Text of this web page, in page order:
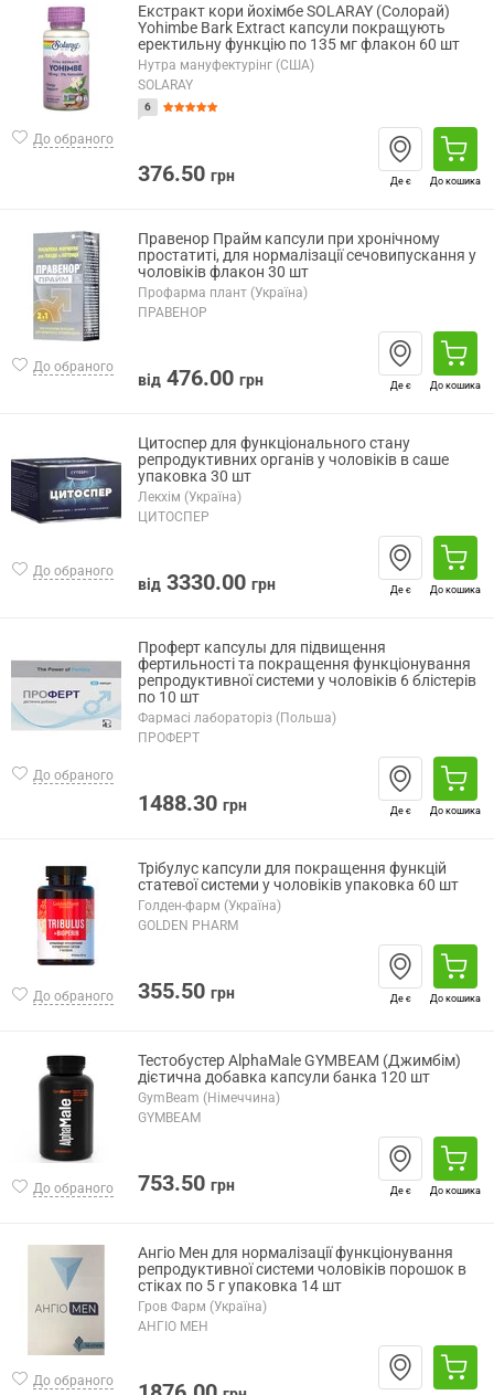
До обраного
Екстракт кори йохімбе SOLARAY (Солорай)
Yohimbe Bark Extract капсули покращують
еректильну функцію по 135 мг флакон 60 шт
Нутра мануфектурінг (США)
SOLARAY
6
376.50 грн Де є До кошика
До обраного
Правенор Прайм капсули при хронічному
простатиті, для нормалізації сечовипускання у
чоловіків флакон 30 шт
Профарма плант (Україна)
ПРАВЕНОР
від 476.00 грн Де є До кошика
До обраного
Цитоспер для функціонального стану
репродуктивних органів у чоловіків в саше
упаковка 30 шт
Лекхім (Україна)
ЦИТОСПЕР
від 3330.00 грн Де є До кошика
До обраного
Проферт капсулы для підвищення
фертильності та покращення функціонування
репродуктивної системи у чоловіків 6 блістерів
по 10 шт
Фармасі лабораторіз (Польша)
ПРОФЕРТ
1488.30 грн Де є До кошика
До обраного
Трібулус капсули для покращення функцій
статевої системи у чоловіків упаковка 60 шт
Голден-фарм (Україна)
GOLDEN PHARM
355.50 грн Де є До кошика
До обраного
Тестобустер AlphaMale GYMBEAM (Джимбім)
дієтична добавка капсули банка 120 шт
GymBeam (Німеччина)
GYMBEAM
753.50 грн Де є До кошика
До обраного
Ангіо Мен для нормалізації функціонування
репродуктивної системи чоловіків порошок в
стіках по 5 г упаковка 14 шт
Гров Фарм (Україна)
АНГІО МЕН